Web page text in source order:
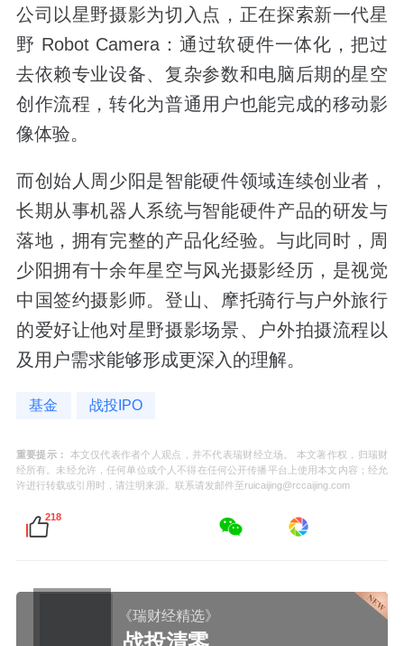
公司以星野摄影为切入点，正在探索新一代星
野 Robot Camera：通过软硬件一体化，把过
去依赖专业设备、复杂参数和电脑后期的星空
创作流程，转化为普通用户也能完成的移动影
像体验。
而创始人周少阳是智能硬件领域连续创业者，
长期从事机器人系统与智能硬件产品的研发与
落地，拥有完整的产品化经验。与此同时，周
少阳拥有十余年星空与风光摄影经历，是视觉
中国签约摄影师。登山、摩托骑行与户外旅行
的爱好让他对星野摄影场景、户外拍摄流程以
及用户需求能够形成更深入的理解。
基金 战投IPO
重要提示：
本文仅代表作者个人观点，并不代表瑞财经立场。 本文著作权，归瑞财
经所有。未经允许，任何单位或个人不得在任何公开传播平台上使用本文内容；经允
许进行转载或引用时，请注明来源。联系请发邮件至ruicaijing@rccaijing.com
218
《瑞财经精选》